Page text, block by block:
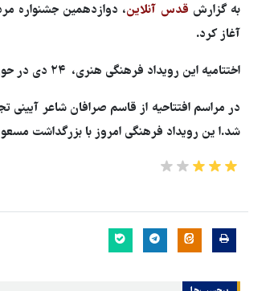
به گزارش قدس آنلاین
آغاز کرد.
اختتامیه این رویداد فرهنگی هنری، ۲۴ دی در حوزه هنری تهران برگزار می‌شود.
در مراسم افتتاحیه از قاسم صرافان شاعر
شد.ا ین رویداد فرهنگی امروز با بزرگداشت